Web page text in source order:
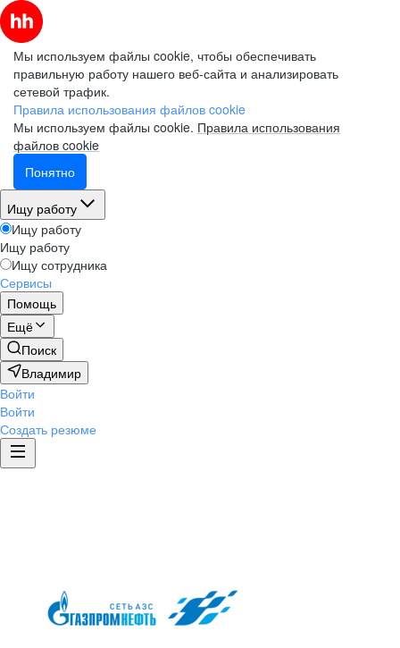
Мы используем файлы cookie, чтобы обеспечивать
правильную работу нашего веб-сайта и анализировать
сетевой трафик.
Правила использования файлов cookie
Мы используем файлы cookie. Правила использования
файлов cookie
Понятно
Ищу работу
Ищу работу
Ищу работу
Ищу сотрудника
Сервисы
Помощь
Ещё
Поиск
Владимир
Войти
Войти
Создать резюме